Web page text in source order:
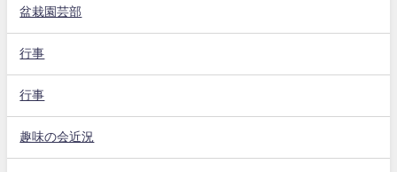
盆栽園芸部
行事
行事
趣味の会近況